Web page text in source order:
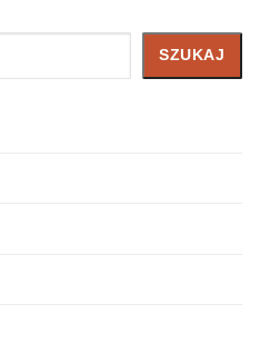
SZUKAJ